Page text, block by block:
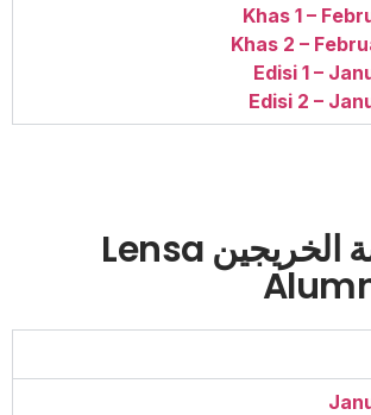
Khas 1 –
Khas 2 –
Edisi 1 –
Edisi 2–
نشرة عدسة الخريجين Lensa